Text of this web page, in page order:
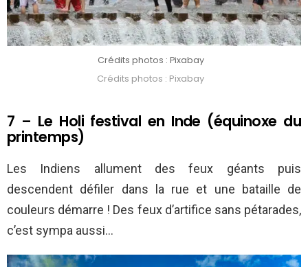
Crédits photos : Pixabay
Crédits photos : Pixabay
7 – Le Holi festival en Inde (équinoxe du
printemps)
Les Indiens allument des feux géants puis
descendent défiler dans la rue et une bataille de
couleurs démarre ! Des feux d’artifice sans pétarades,
c’est sympa aussi…